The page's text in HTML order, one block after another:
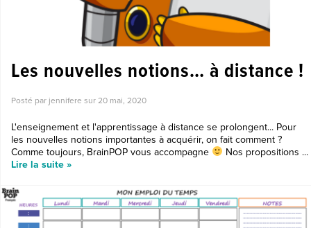
Les nouvelles notions… à distance !
Posté par jennifere sur 20 mai, 2020
L'enseignement et l'apprentissage à distance se prolongent... Pour
les nouvelles notions importantes à acquérir, on fait comment ?
Comme toujours, BrainPOP vous accompagne
Nos propositions ...
Lire la suite »